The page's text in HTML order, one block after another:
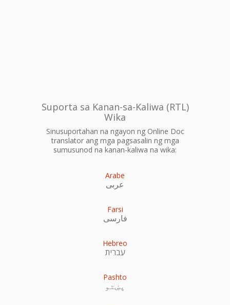
Suporta sa Kanan-sa-Kaliwa (RTL)
Wika
Sinusuportahan na ngayon ng Online Doc
translator ang mga pagsasalin ng mga
sumusunod na kanan-kaliwa na wika:
Arabe
عربى
Farsi
فارسی
Hebreo
עִברִית
Pashto
پښتو